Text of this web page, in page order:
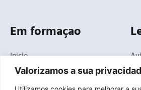
Valorizamos a sua
Em formaçao
Inicio
O Negócio